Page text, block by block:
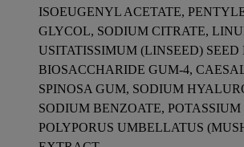
ISOEUGENYL ACETATE,
GLYCOL, SODIUM CITRATE,
USITATISSIMUM (LINSEED) SEED
BIOSACCHARIDE GUM-4,
SPINOSA GUM, SODIUM
SODIUM BENZOATE, POTASSIUM
POLYPORUS UMBELLATUS